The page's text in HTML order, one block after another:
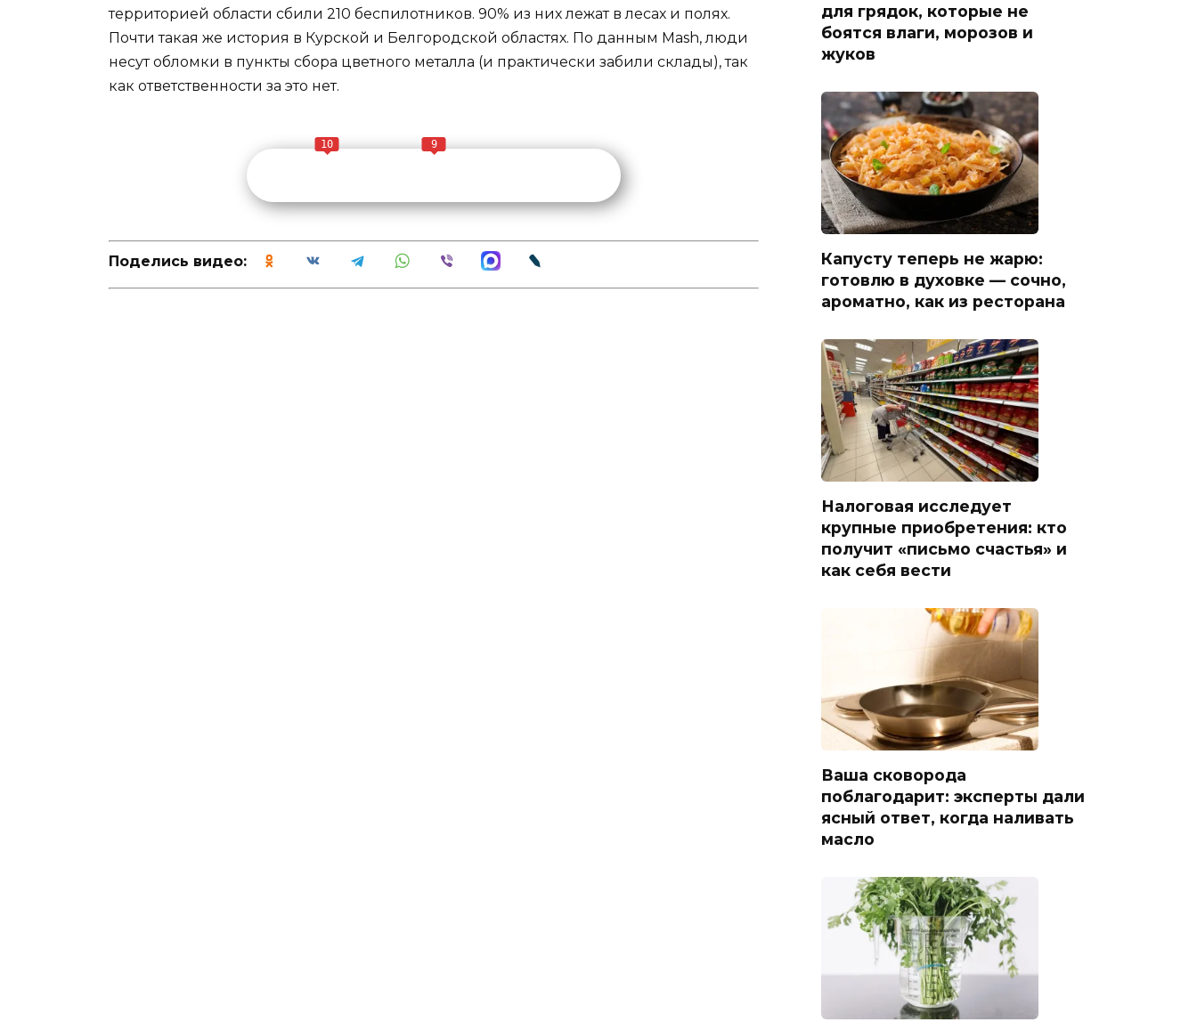
территорией области сбили 210 беспилотников. 90% из них лежат в лесах и полях.
Почти такая же история в Курской и Белгородской областях. По данным Mash, люди
несут обломки в пункты сбора цветного металла (и практически забили склады), так
как ответственности за это нет.
10 9
Поделись видео:
для грядок, которые не
боятся влаги, морозов и
жуков
Капусту теперь не жарю:
готовлю в духовке — сочно,
ароматно, как из ресторана
Налоговая исследует
крупные приобретения: кто
получит «письмо счастья» и
как себя вести
Ваша сковорода
поблагодарит: эксперты дали
ясный ответ, когда наливать
масло